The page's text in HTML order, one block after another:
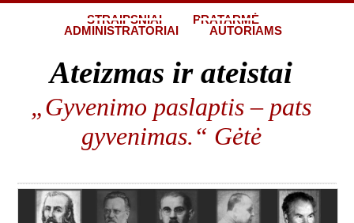
STRAIPSNIAI
PRATARMĖ
ADMINISTRATORIAI
AUTORIAMS
Ateizmas ir ateistai
„Gyvenimo paslaptis – pats
gyvenimas.“ Gėtė